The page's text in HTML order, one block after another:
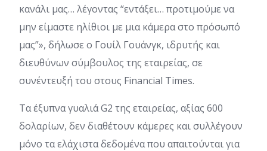
κανάλι μας… λέγοντας “εντάξει… προτιμούμε να
μην είμαστε ηλίθιοι με μια κάμερα στο πρόσωπό
μας”», δήλωσε ο Γουίλ Γουάνγκ, ιδρυτής και
διευθύνων σύμβουλος της εταιρείας, σε
συνέντευξή του στους Financial Times.
Τα έξυπνα γυαλιά G2 της εταιρείας, αξίας 600
δολαρίων, δεν διαθέτουν κάμερες και συλλέγουν
μόνο τα ελάχιστα δεδομένα που απαιτούνται για